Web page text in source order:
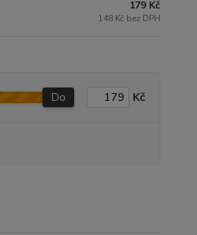
179 Kč
148 Kč bez DPH
Do Kč